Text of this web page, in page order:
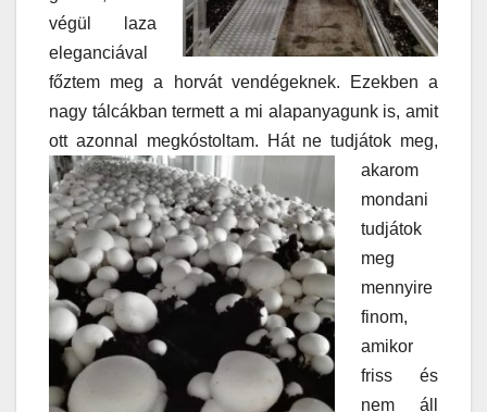
végül laza
eleganciával
főztem meg a horvát vendégeknek. Ezekben a
nagy tálcákban termett a mi alapanyagunk is, amit
ott azonnal megkóstoltam.
Hát ne tudjátok meg,
akarom
mondani
tudjátok
meg
mennyire
finom,
amikor
friss és
nem áll